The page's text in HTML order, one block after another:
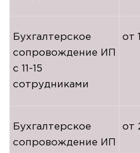
Бухгалтерское
сопровождение ИП
с 11-15
сотрудниками
от
Бухгалтерское
сопровождение ИП
от